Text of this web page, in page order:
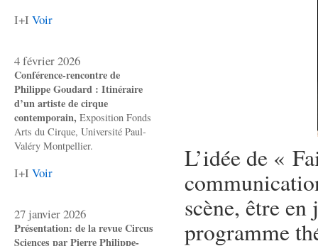
I+I Voir
4 février 2026
Conférence-rencontre de
Philippe Goudard : Itinéraire
d’un artiste de cirque
contemporain, Exposition Fonds
Arts du Cirque, Université Paul-
Valéry Montpellier.
I+I Voir
27 janvier 2026
Présentation: de la revue Circus
Sciences par Pierre Philippe-
L’idée de «
scène, être
programme